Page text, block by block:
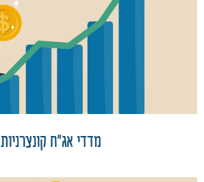
מדדי אג"ח קונצרניות